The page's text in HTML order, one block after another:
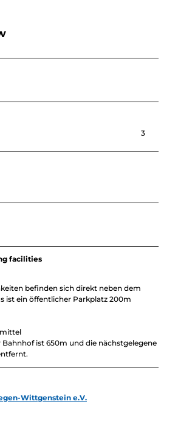
3
facilities
befinden sich direkt neben dem
ist ein öffentlicher Parkplatz 200m
Bahnhof ist 650m und die nächstgelegene
Wittgenstein e.V.